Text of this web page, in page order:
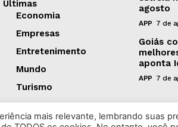
Últimas
Economia
Empresas
Entretenimento
Mundo
Turismo
agosto
APP 7 de
Goiás
aponta
APP 7 de
mais relevante, lembrando suas